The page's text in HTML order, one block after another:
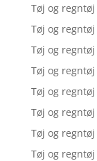
Tøj og regntøj
Tøj og regntøj
Tøj og regntøj
Tøj og regntøj
Tøj og regntøj
Tøj og regntøj
Tøj og regntøj
Tøj og regntøj